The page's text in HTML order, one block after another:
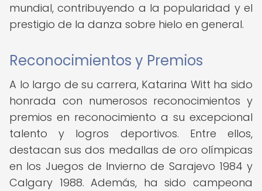
mundial, contribuyendo a la popularidad y el
prestigio de la danza sobre hielo en general.
Reconocimientos y Premios
A lo largo de su carrera, Katarina Witt ha sido
honrada con numerosos reconocimientos y
premios en reconocimiento a su excepcional
talento y logros deportivos. Entre ellos,
destacan sus dos medallas de oro olímpicas
en los Juegos de Invierno de Sarajevo 1984 y
Calgary 1988. Además, ha sido campeona